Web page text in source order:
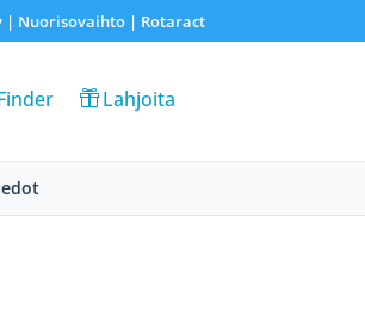
| Nuorisovaihto| Rotaract
Lahjoita